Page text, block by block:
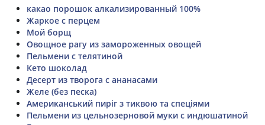
какао порошок алкализированный 100%
Жаркое с перцем
Мой борщ
Овощное рагу из замороженных овощей
Пельмени с телятиной
Кето шоколад
Десерт из творога с ананасами
Желе (без песка)
Американський пиріг з тиквою та спеціями
Пельмени из цельнозерновой муки с индюшатиной